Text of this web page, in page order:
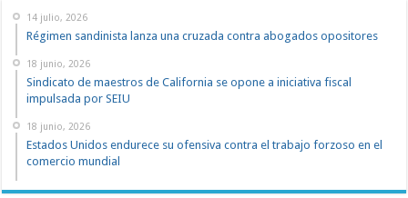
14 julio, 2026
Régimen sandinista lanza una cruzada contra abogados opositores
18 junio, 2026
Sindicato de maestros de California se opone a iniciativa fiscal
impulsada por SEIU
18 junio, 2026
Estados Unidos endurece su ofensiva contra el trabajo forzoso en el
comercio mundial